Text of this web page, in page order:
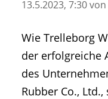
• Geschichte
• Mitteilung der
• Agritechnica
• Artikel nach
13.5.2023, 7:30von
Wie Trelleborg
der erfolgreiche
des
Rubber Co.,